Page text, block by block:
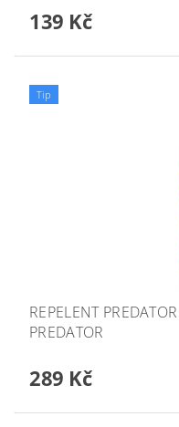
139 Kč
Tip
REPELENT
PREDATOR
289 Kč